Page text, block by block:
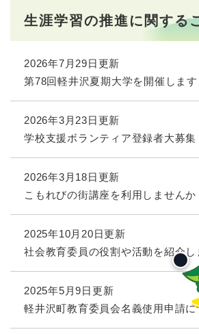
生涯学習の推進に関する
2026年7月29日更新
第78回軽井沢夏期大学を開催します
2026年3月23日更新
学校支援ボランティア登録者大募集
2026年3月18日更新
こもれびの街講座を利用しませんか
2025年10月20日更新
社会教育委員の役割や活動を紹介し
2025年5月9日更新
軽井沢町教育委員会名義使用申請に